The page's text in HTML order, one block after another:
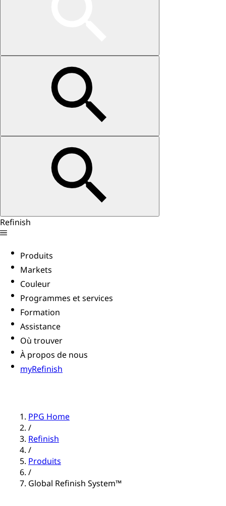
Refinish
Produits
Markets
Couleur
Programmes et services
Formation
Assistance
Où trouver
À propos de nous
myRefinish
PPG Home
/
Refinish
/
Produits
/
Global Refinish System™